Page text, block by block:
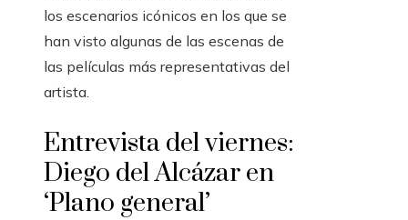
los escenarios icónicos en los que se
han visto algunas de las escenas de
las películas más representativas del
artista.
Entrevista del viernes:
Diego del Alcázar en
‘Plano general’